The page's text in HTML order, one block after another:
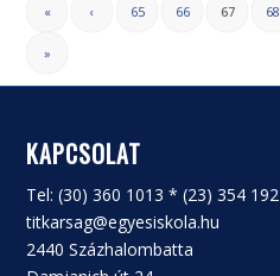
« ‹ 65 66 67 68
»
KAPCSOLAT
Tel: (30) 360 1013 * (23) 354 192
titkarsag@egyesiskola.hu
2440 Százhalombatta